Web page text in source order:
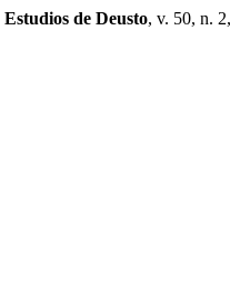
Estudios de Deusto, v. 50, n.